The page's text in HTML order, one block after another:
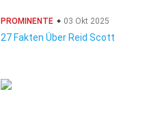
PROMINENTE 03 Okt 2025
27 Fakten Über Reid Scott